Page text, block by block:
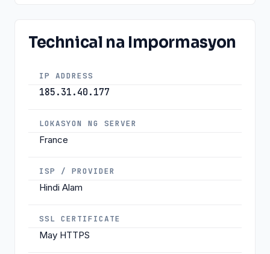
Technical na Impormasyon
IP ADDRESS
185.31.40.177
LOKASYON NG SERVER
France
ISP / PROVIDER
Hindi Alam
SSL CERTIFICATE
May HTTPS